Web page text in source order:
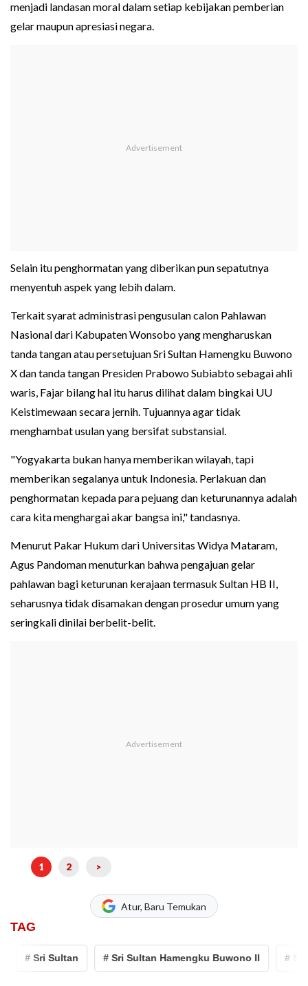
menjadi landasan moral dalam setiap kebijakan pemberian
gelar maupun apresiasi negara.
Selain itu penghormatan yang diberikan pun sepatutnya
menyentuh aspek yang lebih dalam.
Terkait syarat administrasi pengusulan calon Pahlawan
Nasional dari Kabupaten Wonsobo yang mengharuskan
tanda tangan atau persetujuan Sri Sultan Hamengku Buwono
X dan tanda tangan Presiden Prabowo Subiabto sebagai ahli
waris, Fajar bilang hal itu harus dilihat dalam bingkai UU
Keistimewaan secara jernih. Tujuannya agar tidak
menghambat usulan yang bersifat substansial.
"Yogyakarta bukan hanya memberikan wilayah, tapi
memberikan segalanya untuk Indonesia. Perlakuan dan
penghormatan kepada para pejuang dan keturunannya adalah
cara kita menghargai akar bangsa ini," tandasnya.
Menurut Pakar Hukum dari Universitas Widya Mataram,
Agus Pandoman menuturkan bahwa pengajuan gelar
pahlawan bagi keturunan kerajaan termasuk Sultan HB II,
seharusnya tidak disamakan dengan prosedur umum yang
seringkali dinilai berbelit-belit.
1 2 >
Atur, Baru Temukan
TAG
# Sri Sultan # Sri Sultan Hamengku Buwono II # Sri